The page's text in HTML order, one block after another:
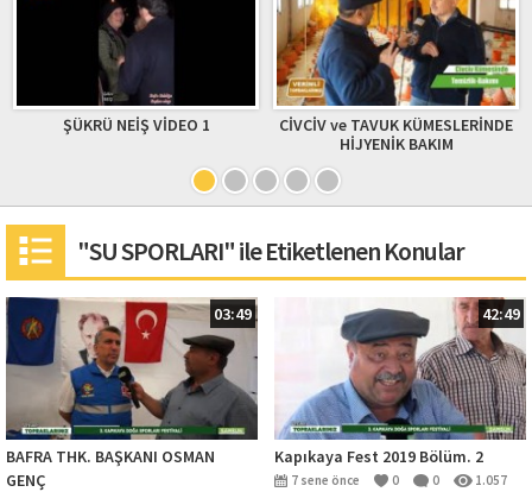
CİVCİV ve TAVUK KÜMESLERİNDE
BAKIN O ŞARKIYI
"SU SPORLARI" ile Etiketlenen Konular
03:49
BAFRA THK. BAŞKANI OSMAN
GENÇ
42:49
Kapıkaya Fest 2019 Bölüm. 2
7 sene önce 0 0 1.057